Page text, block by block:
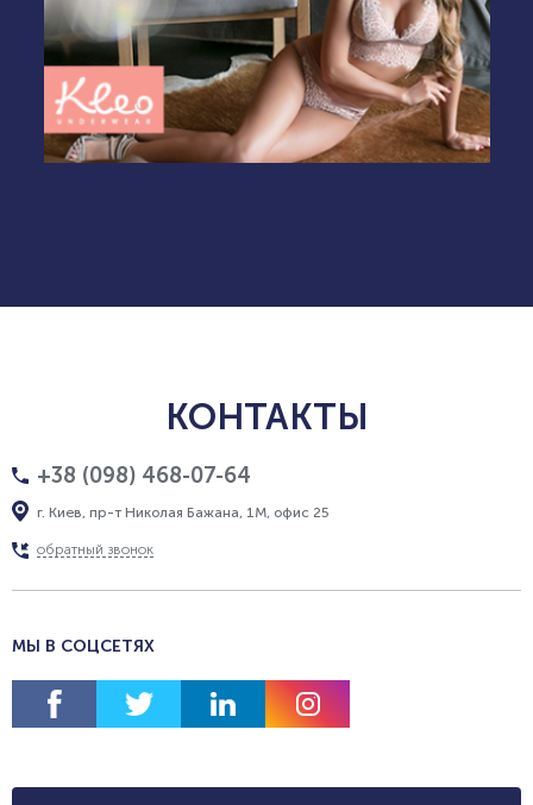
КОНТАКТЫ
+38 (098) 468-07-64
г. Киев, пр-т Николая Бажана, 1М, офис 25
обратный звонок
МЫ В СОЦСЕТЯХ